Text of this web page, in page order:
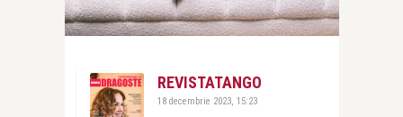
REVISTATANGO
18 decembrie 2023, 15:23